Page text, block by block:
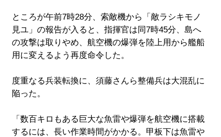
ところが午前7時28分、索敵機から「敵ラシキモノ
見ユ」の報告が入ると、指揮官は同7時45分、島へ
の攻撃は取りやめ、航空機の爆弾を陸上用から艦船
用に変えるよう再度命令した。
度重なる兵装転換に、須藤さんら整備兵は大混乱に
陥った。
「数百キロもある巨大な魚雷や爆弾を航空機に搭載
するには、長い作業時間がかかる。甲板下は魚雷や